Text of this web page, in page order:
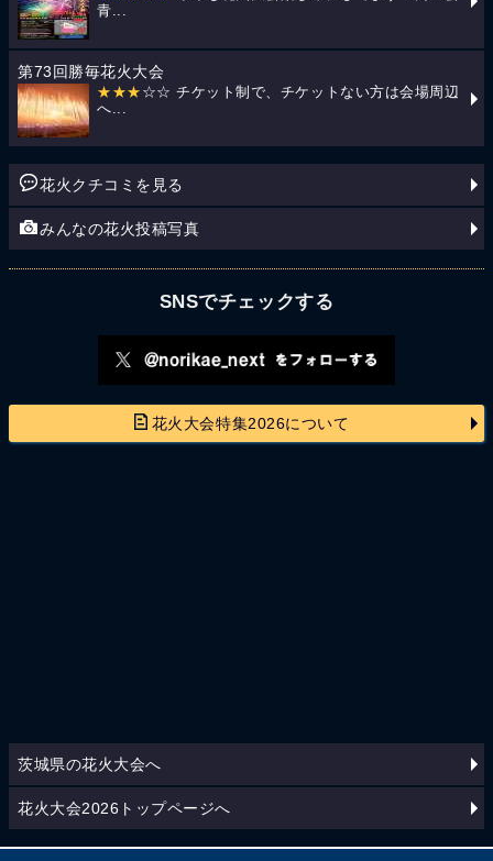
青...
第73回勝毎花火大会
★★★ ☆☆ チケット制で、チケットない方は会場周辺
へ...
花火クチコミを見る
みんなの花火投稿写真
SNSでチェックする
花火大会特集2026について
茨城県の花火大会へ
花火大会2026トップページへ